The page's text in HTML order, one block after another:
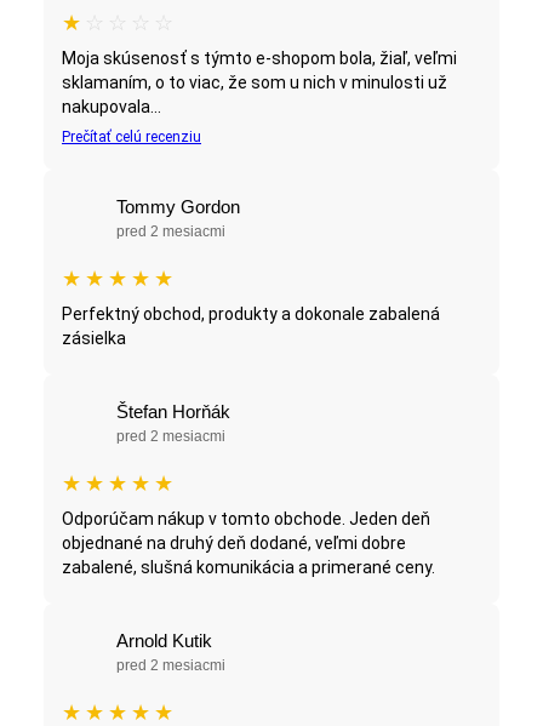
★ ☆ ☆ ☆ ☆
Moja skúsenosť s týmto e-shopom bola, žiaľ, veľmi
sklamaním, o to viac, že som u nich v minulosti už
nakupovala...
Prečítať celú recenziu
Tommy Gordon
pred 2 mesiacmi
★ ★ ★ ★ ★
Perfektný obchod, produkty a dokonale zabalená
zásielka
Štefan Horňák
pred 2 mesiacmi
★ ★ ★ ★ ★
Odporúčam nákup v tomto obchode. Jeden deň
objednané na druhý deň dodané, veľmi dobre
zabalené, slušná komunikácia a primerané ceny.
Arnold Kutik
pred 2 mesiacmi
★ ★ ★ ★ ★